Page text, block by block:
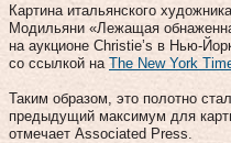
Картина итальянского
Модильяни «Лежащая
на аукционе Christie’s в Нью-
со ссылкой на The New York
Таким образом, это полотно
предыдущий максимум для
отмечает Associated Press.